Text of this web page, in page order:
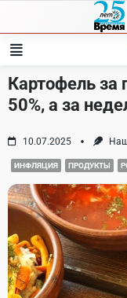
content
Картофель за
50%, а за
10.07.2025
ИНФЛЯЦИЯ ПРОДУКТЫ